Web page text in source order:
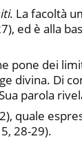
. La facoltà
ed è alla
pone dei
divina. Di
parola
quale
28-29).